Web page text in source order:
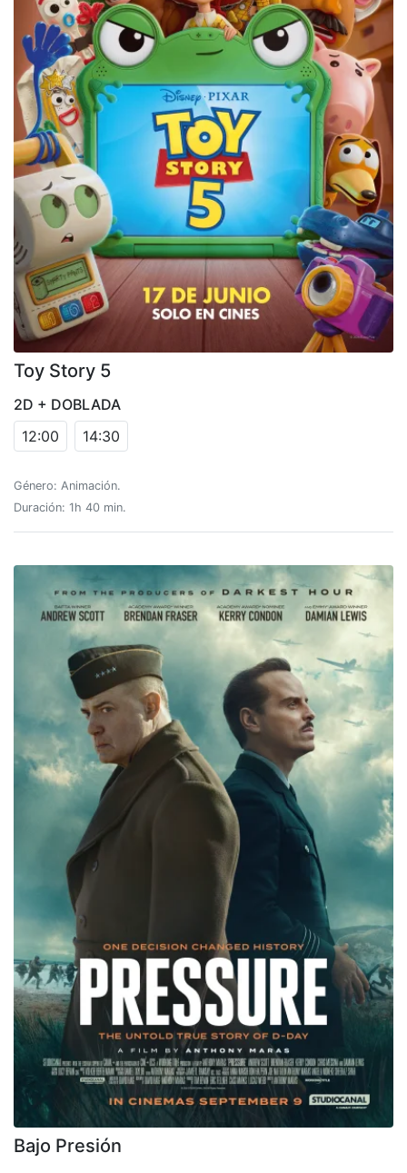
Toy Story 5
2D + DOBLADA
12:00
14:30
Género: Animación.
Duración: 1h 40 min.
Bajo Presión